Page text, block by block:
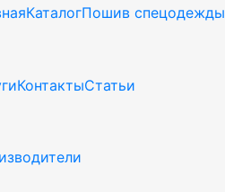
КаталогПошив спецодежды
КонтактыСтатьи